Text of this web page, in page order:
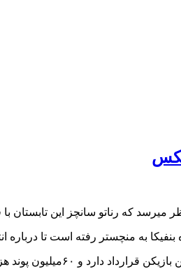
سانچز این تابستان با قراردادی به ارزش ۴۶میلیون